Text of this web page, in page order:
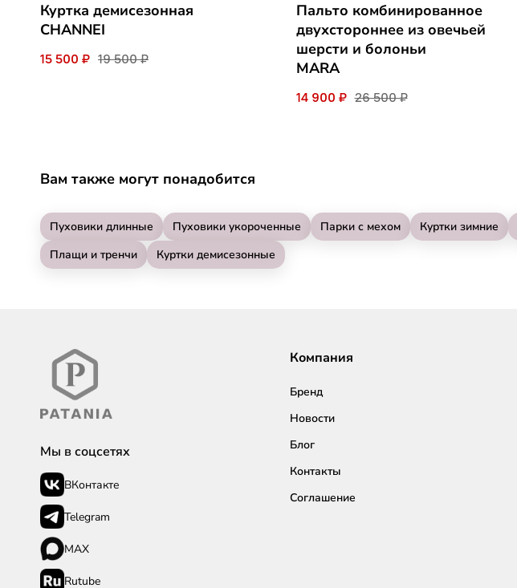
Куртка демисезонная
CHANNEI
15 500 ₽ 19 500 ₽
Пальто комбинированное
двухстороннее из овечьей
шерсти и болоньи
MARA
14 900 ₽ 26 500 ₽
Вам также могут понадобится
Пуховики длинные Пуховики укороченные Парки с мехом Куртки зимние
Плащи и тренчи
Куртки демисезонные
Мы в соцсетях
ВКонтакте
Telegram
MAX
Rutube
Компания
Бренд
Новости
Блог
Контакты
Соглашение